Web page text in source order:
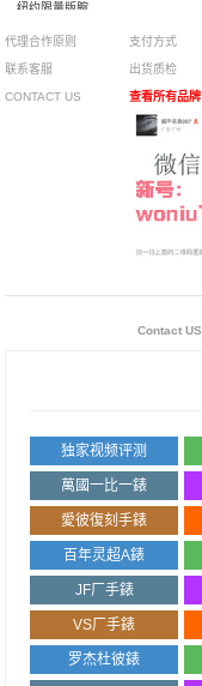
纽约限量版腕
代理合作原则
联系客服
CONTACT US
支付方式
出货质检
查看所有品牌
Contact US
独家视频评测
萬國一比一錶
愛彼復刻手錶
百年灵超A錶
JF厂手錶
VS厂手錶
罗杰杜彼錶